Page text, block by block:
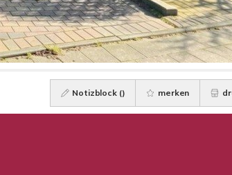
Notizblock () merken